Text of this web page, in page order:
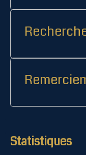
Statistiques